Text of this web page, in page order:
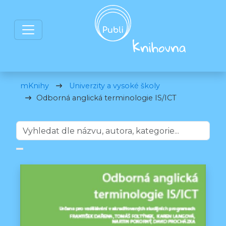
mKnihy
Univerzity a vysoké školy
Odborná anglická terminologie IS/ICT